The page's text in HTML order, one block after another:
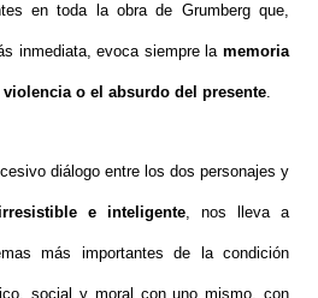
en toda la obra de Grumberg que,
inmediata, evoca siempre la memoria
o el absurdo del presente.
diálogo entre los dos personajes y
e inteligente, nos lleva a
más importantes de la condición
social y moral con uno mismo, con